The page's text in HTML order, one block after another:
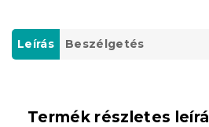
Leírás Beszélgetés
Termék részletes